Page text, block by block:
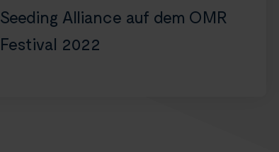
Seeding Alliance auf dem OMR
Festival 2022